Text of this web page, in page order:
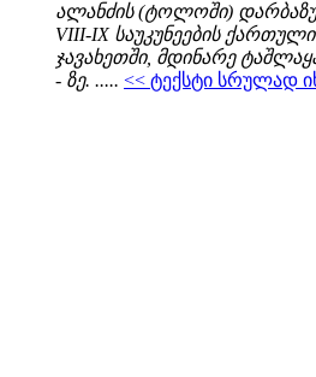
ალანძის (ტოლოში)
VIII-IX საუკუნეების
ჯავახეთში, მდინარე
- ზე. ..... << ტექსტი სრულად